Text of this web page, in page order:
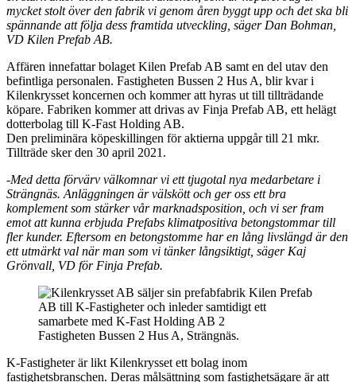
mycket stolt över den fabrik vi genom åren byggt upp och det ska bli
spännande att följa dess framtida utveckling, säger Dan Bohman,
VD Kilen Prefab AB.
Affären innefattar bolaget Kilen Prefab AB samt en del utav den
befintliga personalen. Fastigheten Bussen 2 Hus A, blir kvar i
Kilenkrysset koncernen och kommer att hyras ut till tillträdande
köpare. Fabriken kommer att drivas av Finja Prefab AB, ett helägt
dotterbolag till K-Fast Holding AB.
Den preliminära köpeskillingen för aktierna uppgår till 21 mkr.
Tillträde sker den 30 april 2021.
-Med detta förvärv välkomnar vi ett tjugotal nya medarbetare i
Strängnäs. Anläggningen är välskött och ger oss ett bra
komplement som stärker vår marknadsposition, och vi ser fram
emot att kunna erbjuda Prefabs klimatpositiva betongstommar till
fler kunder. Eftersom en betongstomme har en lång livslängd är den
ett utmärkt val när man som vi tänker långsiktigt, säger Kaj
Grönvall, VD för Finja Prefab.
Fastigheten Bussen 2 Hus A, Strängnäs.
K-Fastigheter är likt Kilenkrysset ett bolag inom
fastighetsbranschen. Deras målsättning som fastighetsägare är att